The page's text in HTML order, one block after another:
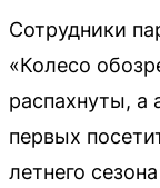
Сотрудники
«Колесо
распахнуты, а
первых
летнего